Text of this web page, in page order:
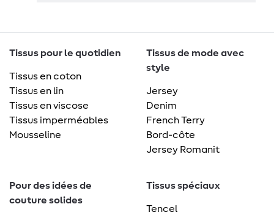
Tissus pour le quotidien
Tissus en coton
Tissus en lin
Tissus en viscose
Tissus imperméables
Mousseline
Tissus de mode avec
style
Jersey
Denim
French Terry
Bord-côte
Jersey Romanit
Pour des idées de
couture solides
Tissus spéciaux
Tencel